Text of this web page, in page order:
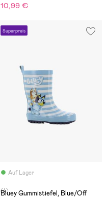
10,99 €
Superpreis
Auf Lager
(4)
Bluey Gummistiefel, Blue/Off